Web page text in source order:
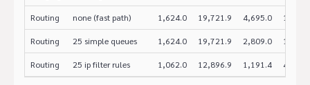
Routing none (fast path) 1,624.0 19,721.9 4,695.0
Routing 25 simple queues 1,624.0 19,721.9 2,809.0
Routing 25 ip filter rules 1,062.0 12,896.9 1,191.4